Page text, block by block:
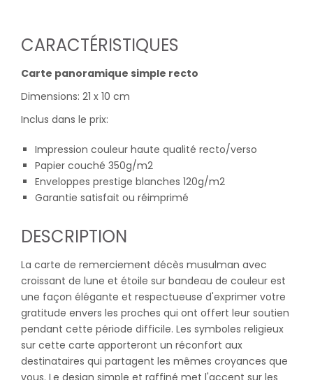
CARACTÉRISTIQUES
Carte panoramique simple recto
Dimensions: 21 x 10 cm
Inclus dans le prix:
Impression couleur haute qualité recto/verso
Papier couché 350g/m2
Enveloppes prestige blanches 120g/m2
Garantie satisfait ou réimprimé
DESCRIPTION
La carte de remerciement décès musulman avec
croissant de lune et étoile sur bandeau de couleur est
une façon élégante et respectueuse d'exprimer votre
gratitude envers les proches qui ont offert leur soutien
pendant cette période difficile. Les symboles religieux
sur cette carte apporteront un réconfort aux
destinataires qui partagent les mêmes croyances que
vous. Le design simple et raffiné met l'accent sur les